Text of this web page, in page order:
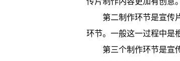
第二制作环节是宣传
环节。一般这一过程中是
第三个制作环节是宣